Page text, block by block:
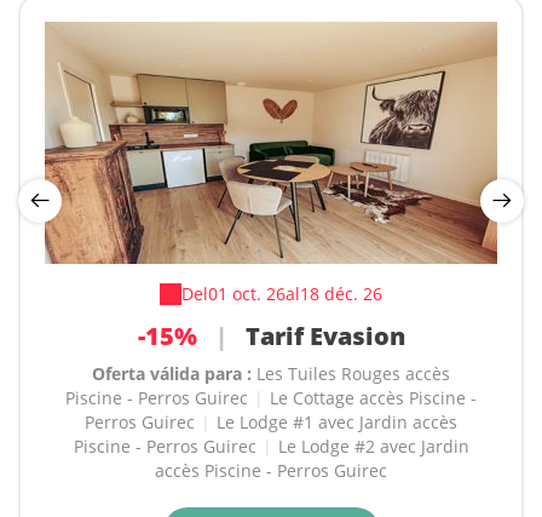
Del01 oct. 26al18 déc. 26
-15% | Tarif Evasion
Oferta válida para : Les Tuiles Rouges accès
Piscine - Perros Guirec
Le Cottage accès Piscine -
Perros Guirec
Le Lodge #1 avec Jardin accès
Piscine - Perros Guirec
Le Lodge #2 avec Jardin
accès Piscine - Perros Guirec
Del20 août 26al26 mars 27
| Réduction à la semaine
Oferta válida para : Les Tuiles Rouges accès
Piscine - Perros Guirec
Le Cottage accès Piscine -
Perros Guirec
Le Lodge #1 avec Jardin accès
Piscine - Perros Guirec
Le Lodge #2 avec Jardin
accès Piscine - Perros Guirec | La Villa avec Jardin